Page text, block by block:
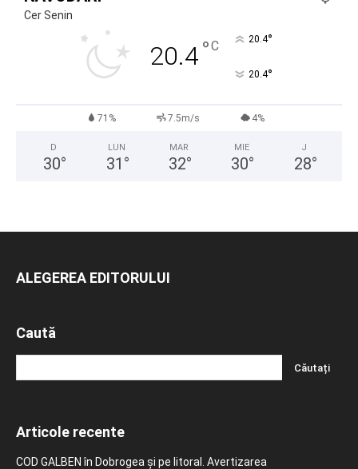
Cer Senin
20.4°C 20.4°
20.4°
71% 7.5m/s 4%
D
30°
LUN
31 °
MAR
32°
MIE
30°
J
28°
ALEGEREA EDITORULUI
Caută
Articole recente
COD GALBEN în Dobrogea și pe litoral. Avertizarea